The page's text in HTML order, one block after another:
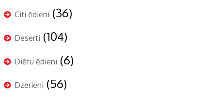
Citi ēdieni (36)
Deserti (104)
Diētu ēdieni (6)
Dzērieni (56)